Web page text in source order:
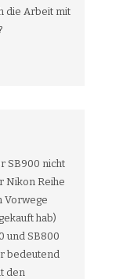
die Arbeit mit
SB900 nicht
Nikon Reihe
Vorwege
hab)
und SB800
bedeutend
den